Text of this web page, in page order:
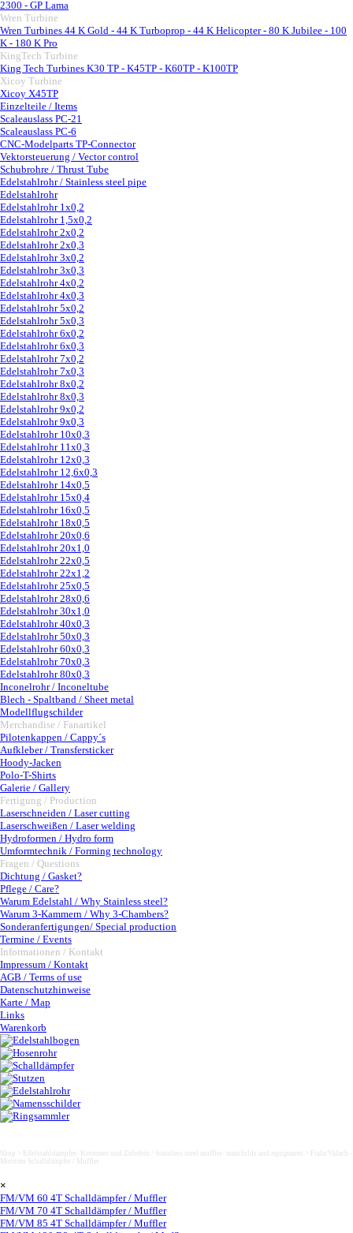
2300 - GP Lama
Wren Turbine
Wren Turbines 44 K Gold - 44 K Turboprop - 44 K Helicopter - 80 K Jubilee - 100
K - 180 K Pro
KingTech Turbine
King Tech Turbines K30 TP - K45TP - K60TP - K100TP
Xicoy Turbine
Xicoy X45TP
Einzelteile / Items
Scaleauslass PC-21
Scaleauslass PC-6
CNC-Modelparts TP-Connector
Vektorsteuerung / Vector control
Schubrohre / Thrust Tube
Edelstahlrohr / Stainless steel pipe
Edelstahlrohr
Edelstahlrohr 1x0,2
Edelstahlrohr 1,5x0,2
Edelstahlrohr 2x0,2
Edelstahlrohr 2x0,3
Edelstahlrohr 3x0,2
Edelstahlrohr 3x0,3
Edelstahlrohr 4x0,2
Edelstahlrohr 4x0,3
Edelstahlrohr 5x0,2
Edelstahlrohr 5x0,3
Edelstahlrohr 6x0,2
Edelstahlrohr 6x0,3
Edelstahlrohr 7x0,2
Edelstahlrohr 7x0,3
Edelstahlrohr 8x0,2
Edelstahlrohr 8x0,3
Edelstahlrohr 9x0,2
Edelstahlrohr 9x0,3
Edelstahlrohr 10x0,3
Edelstahlrohr 11x0,3
Edelstahlrohr 12x0,3
Edelstahlrohr 12,6x0,3
Edelstahlrohr 14x0,5
Edelstahlrohr 15x0,4
Edelstahlrohr 16x0,5
Edelstahlrohr 18x0,5
Edelstahlrohr 20x0,6
Edelstahlrohr 20x1,0
Edelstahlrohr 22x0,5
Edelstahlrohr 22x1,2
Edelstahlrohr 25x0,5
Edelstahlrohr 28x0,6
Edelstahlrohr 30x1,0
Edelstahlrohr 40x0,3
Edelstahlrohr 50x0,3
Edelstahlrohr 60x0,3
Edelstahlrohr 70x0,3
Edelstahlrohr 80x0,3
Inconelrohr / Inconeltube
Blech - Spaltband / Sheet metal
Modellflugschilder
Merchandise / Fanartikel
Pilotenkappen / Cappy´s
Aufkleber / Transfersticker
Hoody-Jacken
Polo-T-Shirts
Galerie / Gallery
Fertigung / Production
Laserschneiden / Laser cutting
Laserschweißen / Laser welding
Hydroformen / Hydro form
Umformtechnik / Forming technology
Fragen / Questions
Dichtung / Gasket?
Pflege / Care?
Warum Edelstahl / Why Stainless steel?
Warum 3-Kammern / Why 3-Chambers?
Sonderanfertigungen/ Special production
Termine / Events
Informationen / Kontakt
Impressum / Kontakt
AGB / Terms of use
Datenschutzhinweise
Karte / Map
Links
Warenkorb
Shop > Edelstahldämpfer- Krümmer und Zubehör / Stainless steel muffler- manifolds and equipment >
Fiala/Valach -
Motoren Schalldämpfer / Muffler
×
FM/VM 60 4T Schalldämpfer / Muffler
FM/VM 70 4T Schalldämpfer / Muffler
FM/VM 85 4T Schalldämpfer / Muffler